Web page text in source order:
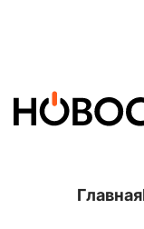
Главная